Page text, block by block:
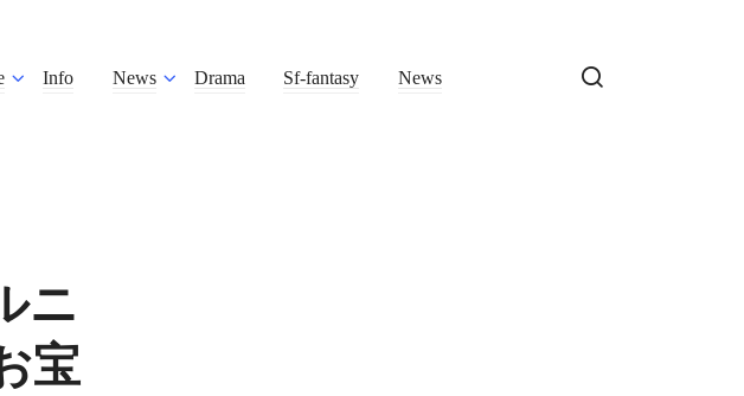
Info News Drama Sf-fantasy News
ニ
宝